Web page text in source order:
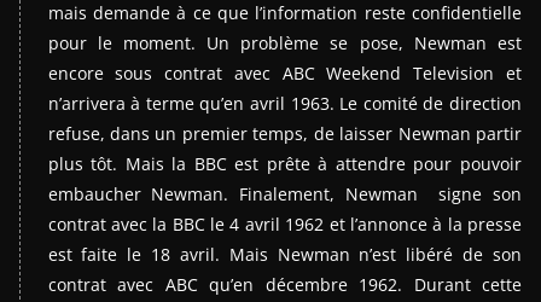
mais demande à ce que l’information reste confidentielle
pour le moment. Un problème se pose, Newman est
encore sous contrat avec ABC Weekend Television et
n’arrivera à terme qu’en avril 1963. Le comité de direction
refuse, dans un premier temps, de laisser Newman partir
plus tôt. Mais la BBC est prête à attendre pour pouvoir
embaucher Newman. Finalement, Newman signe son
contrat avec la BBC le 4 avril 1962 et l’annonce à la presse
est faite le 18 avril. Mais Newman n’est libéré de son
contrat avec ABC qu’en décembre 1962. Durant cette